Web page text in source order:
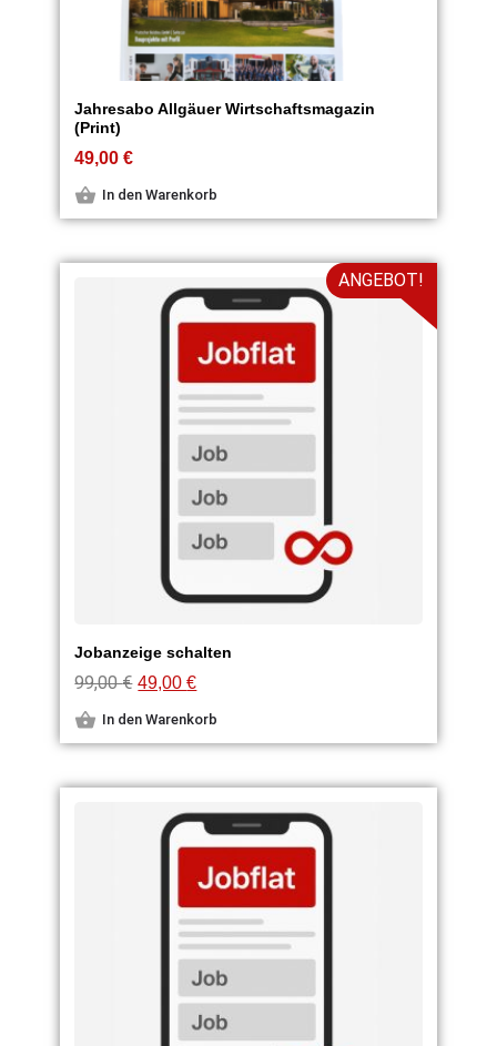
Jahresabo Allgäuer Wirtschaftsmagazin
(Print)
49,00€
In den Warenkorb
ANGEBOT!
Jobanzeige schalten
99,00€ 49,00€
In den Warenkorb